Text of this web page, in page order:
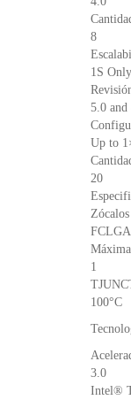
8
1S Only
5.0 and
Up to
20
1
100°C
3.0
Intel®